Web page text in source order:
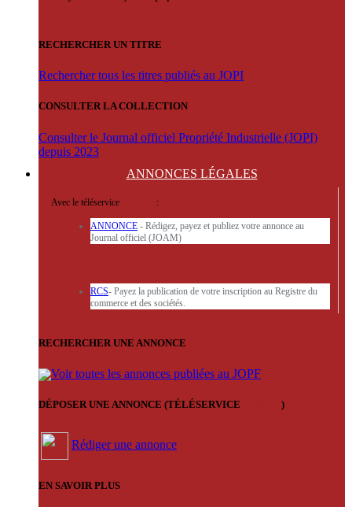
RECHERCHER UN TITRE
Rechercher tous les titres publiés au JOPI
CONSULTER LA COLLECTION
Consulter le Journal officiel Propriété Industrielle (JOPI)
depuis 2023
ANNONCES LÉGALES
Avec le téléservice :
ANNONCE - Rédigez, payez et publiez votre annonce au
Journal officiel (JOAM)
RCS- Payez la publication de votre inscription au Registre du
commerce et des sociétés.
RECHERCHER UNE ANNONCE
Voir toutes les annonces publiées au JOPF
DÉPOSER UNE ANNONCE (TÉLÉSERVICE )
Rédiger une annonce
EN SAVOIR PLUS